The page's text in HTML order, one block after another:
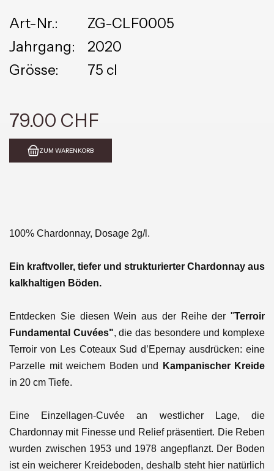
Art-Nr.:
ZG-CLF0005
Jahrgang:
2020
Grösse:
75 cl
79.00 CHF
ZUM WARENKORB
100% Chardonnay, Dosage 2g/l.
Ein kraftvoller, tiefer und strukturierter Chardonnay aus
kalkhaltigen Böden.
Entdecken Sie diesen Wein aus der Reihe der "Terroir
Fundamental Cuvées", die das besondere und komplexe
Terroir von Les Coteaux Sud d’Epernay ausdrücken: eine
Parzelle mit weichem Boden und
Kampanischer Kreide
in 20 cm Tiefe.
Eine Einzellagen-Cuvée an westlicher Lage, die
Chardonnay mit Finesse und Relief präsentiert. Die Reben
wurden zwischen 1953 und 1978 angepflanzt. Der Boden
ist ein weicherer Kreideboden, deshalb steht hier natürlich